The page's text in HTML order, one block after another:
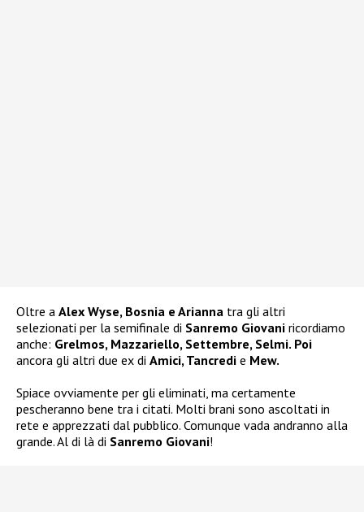
Oltre a Alex Wyse, Bosnia e Arianna tra gli altri
selezionati per la semifinale di Sanremo Giovani ricordiamo
anche: Grelmos, Mazzariello, Settembre, Selmi. Poi
ancora gli altri due ex di Amici, Tancredi e Mew.
Spiace ovviamente per gli eliminati, ma certamente
pescheranno bene tra i citati. Molti brani sono ascoltati in
rete e apprezzati dal pubblico. Comunque vada andranno alla
grande. Al di là di Sanremo Giovani!